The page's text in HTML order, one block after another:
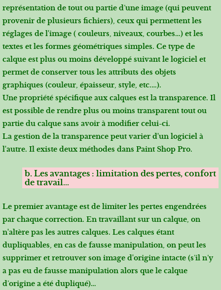
représentation de tout ou partie d’une image (qui peuvent
provenir de plusieurs fichiers), ceux qui permettent les
réglages de l'image ( couleurs, niveaux, courbes…) et les
textes et les formes géométriques simples. Ce type de
calque est plus ou moins développé suivant le logiciel et
permet de conserver tous les attributs des objets
graphiques (couleur, épaisseur, style, etc.…).
Une propriété spécifique aux calques est la transparence. Il
est possible de rendre plus ou moins transparent tout ou
partie du calque sans avoir à modifier celui-ci.
La gestion de la transparence peut varier d'un logiciel à
l'autre. Il existe deux méthodes dans Paint Shop Pro.
b. Les avantages : limitation des pertes, confort
de travail…
Le premier avantage est de limiter les pertes engendrées
par chaque correction. En travaillant sur un calque, on
n'altère pas les autres calques. Les calques étant
dupliquables, en cas de fausse manipulation, on peut les
supprimer et retrouver son image d'origine intacte (s’il n’y
a pas eu de fausse manipulation alors que le calque
d’origine a été dupliqué)…